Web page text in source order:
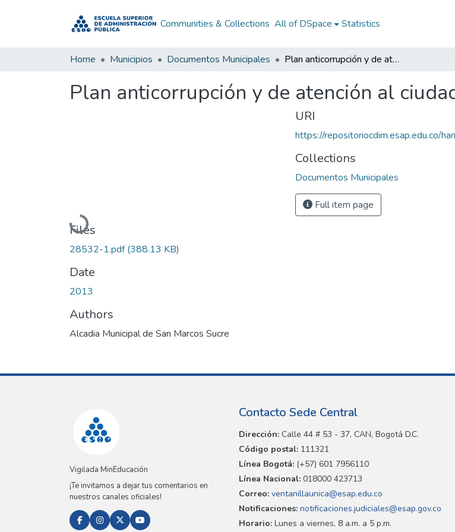
Communities & Collections All of DSpace Statistics
Home Municipios Documentos Municipales Plan anticorrupción y de atención al ciudadano San Marcos Sucre 2013
Plan anticorrupción y de atención al
Loading...
Files
28532-1.pdf(388.13 KB)
Date
2013
Authors
Alcadia Municipal de San Marcos Sucre
URI
https://repositoriocdim.esap.edu.co/
Collections
Documentos Municipales
Full item page
Vigilada MinEducación
¡Te invitamos a dejar tus comentarios en
nuestros canales oficiales!
Contacto Sede Central
Dirección: Calle 44 # 53 - 37, CAN, Bogotá D.C.
Código postal: 111321
Línea Bogotá: (+57) 601 7956110
Línea Nacional: 018000 423713
Correo: ventanillaunica@esap.edu.co
Notificaciones: notificaciones.judiciales@esap.gov.co
Horario: Lunes a viernes, 8 a.m. a 5 p.m.